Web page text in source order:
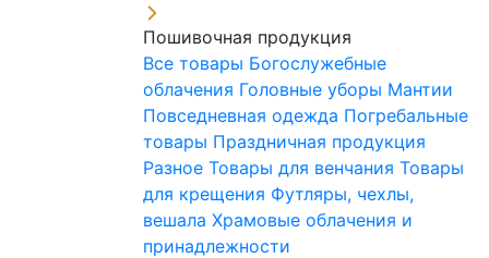
Пошивочная продукция
Все товары Богослужебные
облачения Головные уборы Мантии
Повседневная одежда Погребальные
товары Праздничная продукция
Разное Товары для венчания Товары
для крещения Футляры, чехлы,
вешала Храмовые облачения и
принадлежности